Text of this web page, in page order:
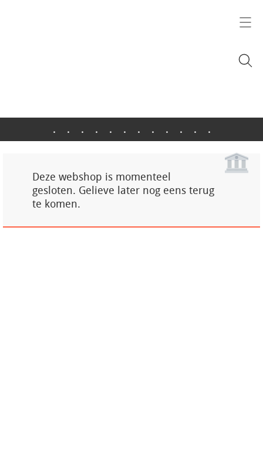
. . . . . . . . . . . .
Deze webshop is momenteel
gesloten. Gelieve later nog eens terug
te komen.